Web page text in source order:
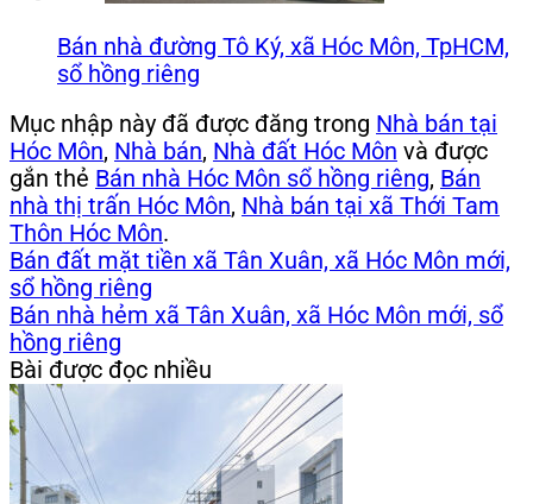
Bán nhà đường Tô Ký, xã Hóc Môn, TpHCM,
sổ hồng riêng
Mục nhập này đã được đăng trong Nhà bán tại
Hóc Môn, Nhà bán, Nhà đất Hóc Môn và được
gắn thẻ Bán nhà Hóc Môn sổ hồng riêng, Bán
nhà thị trấn Hóc Môn, Nhà bán tại xã Thới Tam
Thôn Hóc Môn.
Bán đất mặt tiền xã Tân Xuân, xã Hóc Môn mới,
sổ hồng riêng
Bán nhà hẻm xã Tân Xuân, xã Hóc Môn mới, sổ
hồng riêng
Bài được đọc nhiều